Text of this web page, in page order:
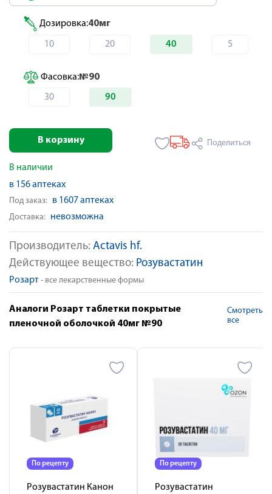
Производитель: Actavis hf.
Действующее вещество: Розувастатин
Розарт - все лекарственные формы
Дозировка:40мг
10 20 40 5
Фасовка:№90
30 90
В корзину Поделиться
В наличии
в 156 аптеках
Под заказ: в 1607 аптеках
Доставка: невозможна
Аналоги Розарт таблетки покрытые
пленочной оболочкой 40мг №90
Смотреть
все
По рецепту
Розувастатин Канон
По рецепту
Розувастатин